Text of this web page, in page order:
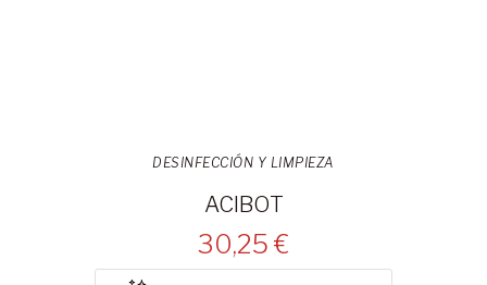
DESINFECCIÓN Y LIMPIEZA
ACIBOT
30,25 €